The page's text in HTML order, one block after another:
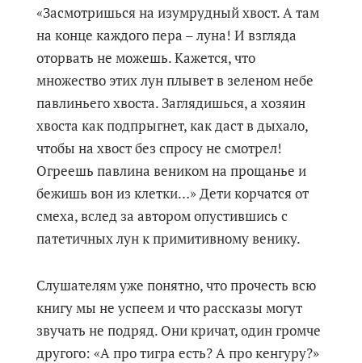
«Засмотришься на изумрудный хвост. А там
на конце каждого пера – луна! И взгляда
оторвать не можешь. Кажется, что
множество этих лун плывет в зеленом небе
павлиньего хвоста. Заглядишься, а хозяин
хвоста как подпрыгнет, как даст в дыхало,
чтобы на хвост без спросу не смотрел!
Огреешь павлина веником на прощанье и
бежишь вон из клетки…» Дети корчатся от
смеха, вслед за автором опустившись с
патетичных лун к примитивному венику.
Слушателям уже понятно, что прочесть всю
книгу мы не успеем и что рассказы могут
звучать не подряд. Они кричат, один громче
другого: «А про тигра есть? А про кенгуру?»